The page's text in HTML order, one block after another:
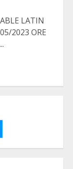
LATIN
2023 ORE